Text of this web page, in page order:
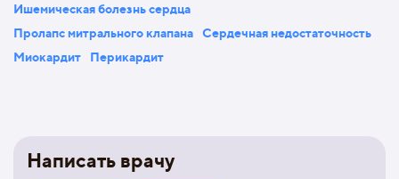
Написать врачу
Ишемическая болезнь сердца
Пролапс митрального клапана Сердечная недостаточность
Миокардит
Перикардит